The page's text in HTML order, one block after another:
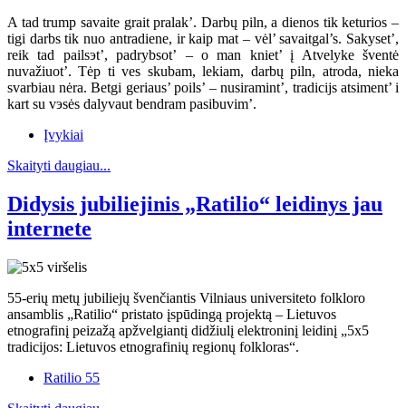
A tad trump savaite grait pralak’. Darbų piln, a dienos tik keturios –
tigi darbs tik nuo antradiene, ir kaip mat – vėl’ savaitgal’s. Sakyset’,
reik tad pailsэt’, padrybsot’ – o man kniet’ į Atvelyke šventė
nuvažiuot’. Tėp ti ves skubam, lekiam, darbų piln, atroda, nieka
svarbiau nėra. Betgi geriaus’ poils’ – nusiramint’, tradicijs atsiment’ i
kart su vэsės dalyvaut bendram pasibuvim’.
Įvykiai
Skaityti daugiau...
Didysis jubiliejinis „Ratilio“ leidinys jau
internete
55-erių metų jubiliejų švenčiantis Vilniaus universiteto folkloro
ansamblis „Ratilio“ pristato įspūdingą projektą – Lietuvos
etnografinį peizažą apžvelgiantį didžiulį elektroninį leidinį „5x5
tradicijos: Lietuvos etnografinių regionų folkloras“.
Ratilio 55